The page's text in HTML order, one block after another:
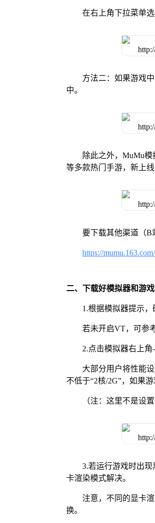
在右上角下拉菜单
方法二：如果游戏
中。
除此之外，MuMu
等多款热门手游，新上
要下载其他渠道（B
https://
二、下载好模拟器和游
1.根据模拟器提示，
若未开启VT，可参
2.点击模拟器右上角
大部分用户将性能
不低于“2核/2G”，如果
（注：这里不是设
3.若运行游戏时出
卡渲染模式解决。
注意，不同的显卡
换。